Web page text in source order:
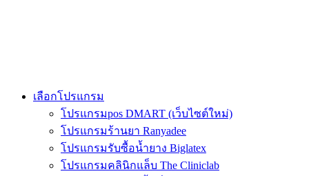
เลือกโปรแกรม
โปรแกรมpos DMART (เว็บไซต์ใหม่)
โปรแกรมร้านยา Ranyadee
โปรแกรมรับซื้อน้ำยาง Biglatex
โปรแกรมคลินิกแล็บ The Cliniclab